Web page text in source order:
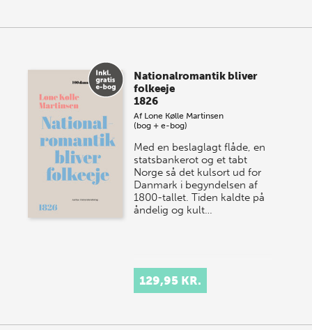
Nationalromantik bliver
folkeeje
1826
Af Lone Kølle Martinsen
(bog + e-bog)
Med en beslaglagt flåde, en
statsbankerot og et tabt
Norge så det kulsort ud for
Danmark i begyndelsen af
1800-tallet. Tiden kaldte på
åndelig og kult…
129,95 KR.